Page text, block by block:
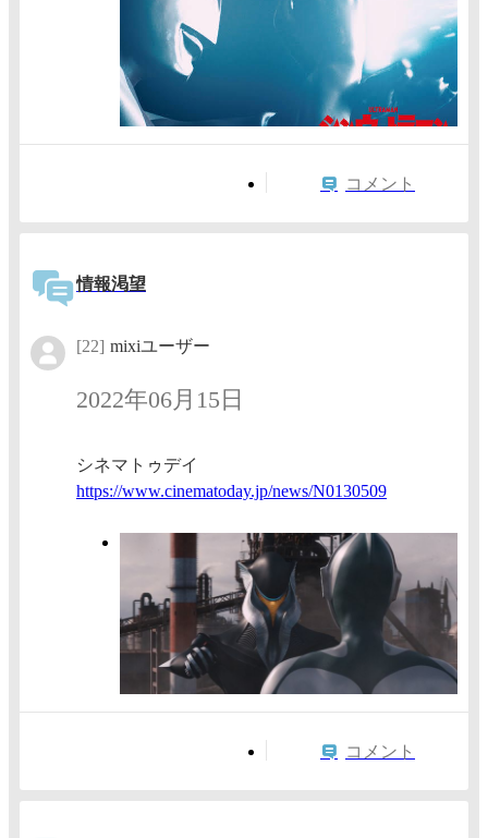
コメント
情報渇望
[22] mixiユーザー
2022年06月15日
シネマトゥデイ
https://www.cinematoday.jp/news/N0130509
コメント